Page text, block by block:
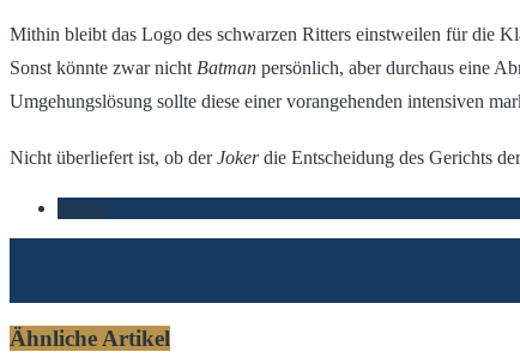
Mithin bleibt das Logo des schwarzen Ritters einstweilen für die
Sonst könnte zwar nicht Batman persönlich, aber durchaus eine
Umgehungslösung sollte diese einer vorangehenden intensiven
Nicht überliefert ist, ob derJokerdie Entscheidung des Gerichts
Marke
Ähnliche Artikel